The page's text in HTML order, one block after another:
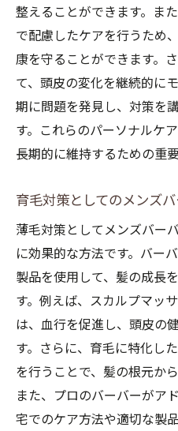
整えることができます。ま
で配慮したケアを行うため
康を守ることができます。
て、頭皮の変化を継続的に
期に問題を発見し、対策を
す。これらのパーソナルケ
長期的に維持するための重要
育毛対策としてのメンズ
薄毛対策としてメンズバー
に効果的な方法です。バー
製品を使用して、髪の成長
す。例えば、スカルプマッ
は、血行を促進し、頭皮の
す。さらに、育毛に特化し
を行うことで、髪の根元か
また、プロのバーバーがア
宅でのケア方法や適切な製